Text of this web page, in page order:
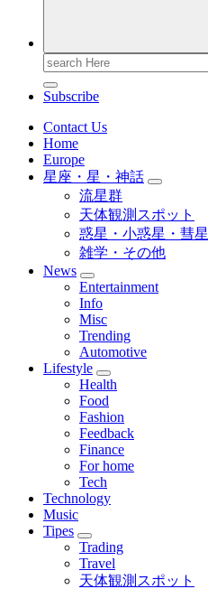
Search
for:
Subscribe
Contact Us
Home
Europe
星座・星・神話
流星群
天体観測スポット
惑星・小惑星・彗星
雑学・その他
News
Entertainment
Info
Misc
Trending
Automotive
Lifestyle
Health
Food
Fashion
Feedback
Finance
For home
Tech
Technology
Music
Tipes
Trading
Travel
天体観測スポット